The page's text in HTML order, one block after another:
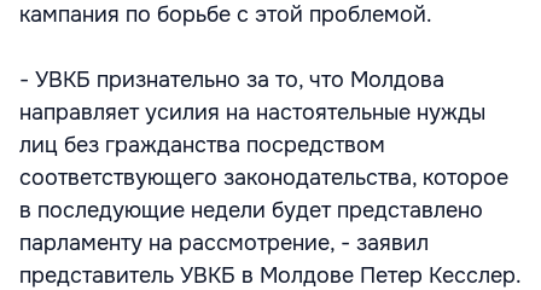
кампания по борьбе с этой проблемой.
- УВКБ признательно за то, что Молдова
направляет усилия на настоятельные нужды
лиц без гражданства посредством
соответствующего законодательства, которое
в последующие недели будет представлено
парламенту на рассмотрение, - заявил
представитель УВКБ в Молдове Петер Кесслер.